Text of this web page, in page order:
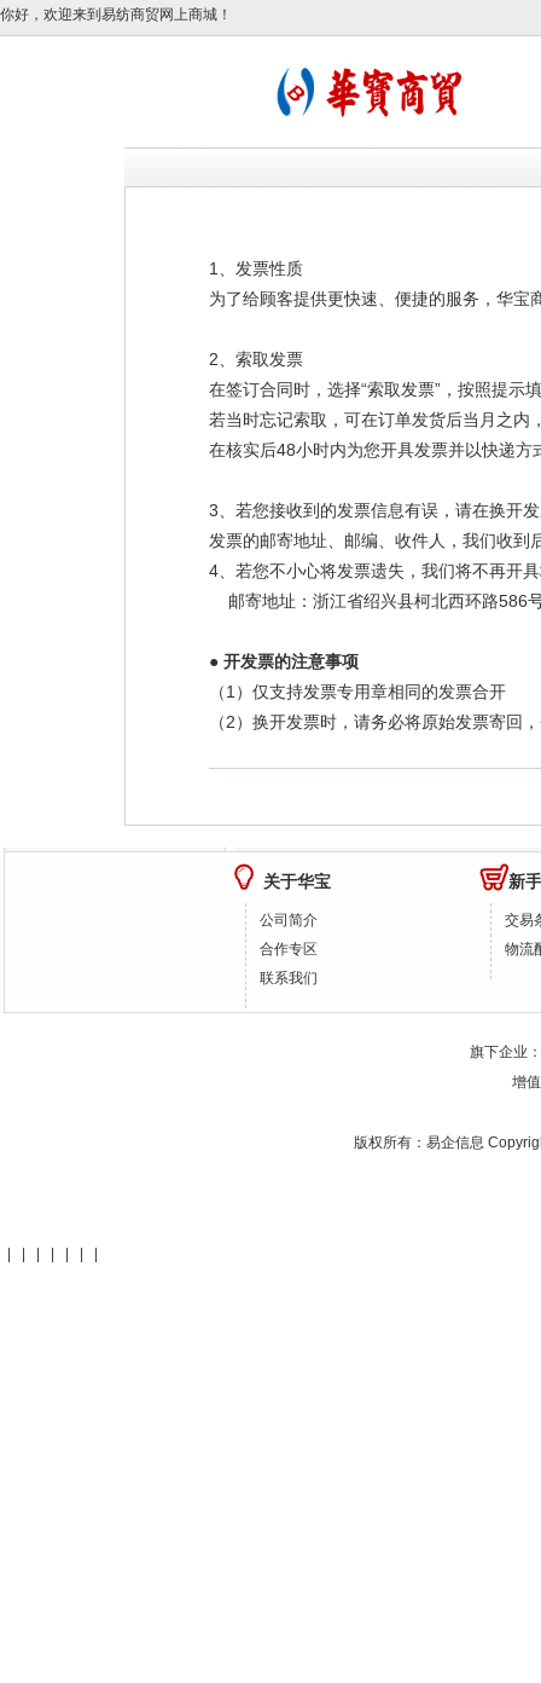
你好，欢迎来到易纺商贸网上商城！
1、发票性质
为了给顾客提供更快速、便捷的服务，华宝
2、索取发票
在签订合同时，选择“索取发票” ，按照提示
若当时忘记索取，可在订单发货后当月之内
在核实后48小时内为您开具发票并以快递方
3、若您接收到的发票信息有误，请在换开
发票的邮寄地址、邮编、收件人，我们收到
4、若您不小心将发票遗失，我们将不再开
邮寄地址：浙江省绍兴县柯北西环路586
● 开发票的注意事项
（ 1 ）仅支持发票专用章相同的发票合开
（ 2 ）换开发票时，请务必将原始发票寄回
关于华宝
公司简介
合作专区
联系我们
新
交易
物流
旗下企业
增
版权所有：易企信息